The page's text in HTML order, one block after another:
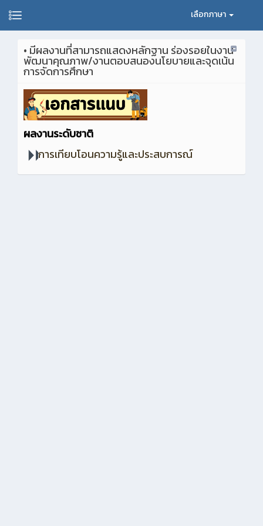
เลือกภาษา
• มีผลงานที่สามารถแสดงหลักฐาน ร่องรอยในงาน
พัฒนาคุณภาพ/งานตอบสนองนโยบายและจุดเน้น
การจัดการศึกษา
ผลงานระดับชาติ
การเทียบโอนความรู้และประสบการณ์